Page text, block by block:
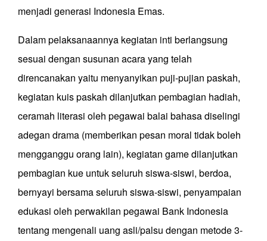
menjadi generasi Indonesia Emas.
Dalam pelaksanaannya kegiatan inti berlangsung
sesuai dengan susunan acara yang telah
direncanakan yaitu menyanyikan puji-pujian paskah,
kegiatan kuis paskah dilanjutkan pembagian hadiah,
ceramah literasi oleh pegawai balai bahasa diselingi
adegan drama (memberikan pesan moral tidak boleh
mengganggu orang lain), kegiatan game dilanjutkan
pembagian kue untuk seluruh siswa-siswi, berdoa,
bernyayi bersama seluruh siswa-siswi, penyampaian
edukasi oleh perwakilan pegawai Bank Indonesia
tentang mengenali uang asli/palsu dengan metode 3-